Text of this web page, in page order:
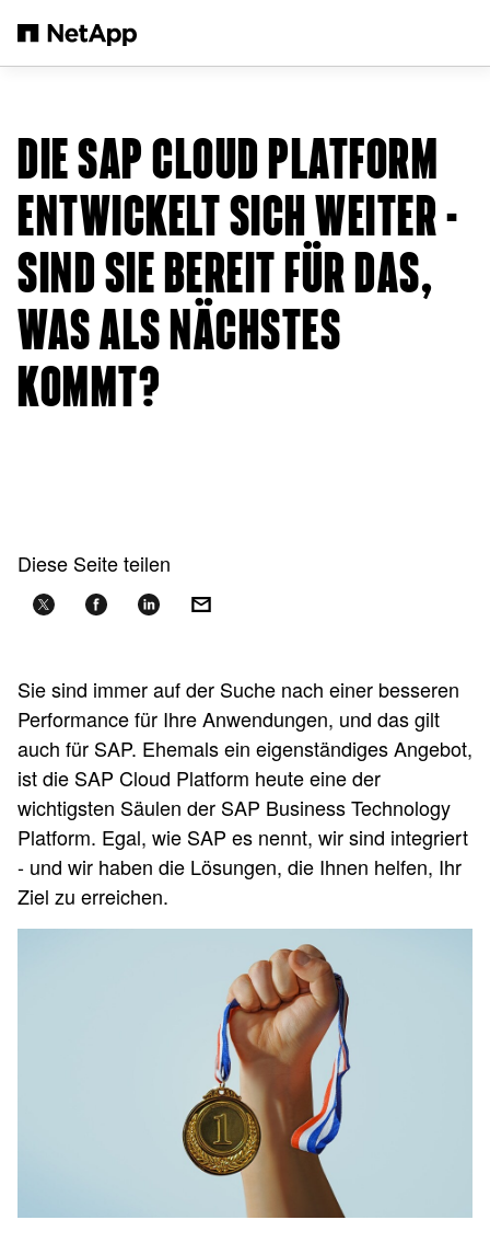
DIE SAP CLOUD PLATFORM
ENTWICKELT SICH WEITER -
SIND SIE BEREIT FÜR DAS,
WAS ALS NÄCHSTES
KOMMT?
Diese Seite teilen
Sie sind immer auf der Suche nach einer besseren
Performance für Ihre Anwendungen, und das gilt
auch für SAP. Ehemals ein eigenständiges Angebot,
ist die SAP Cloud Platform heute eine der
wichtigsten Säulen der SAP Business Technology
Platform. Egal, wie SAP es nennt, wir sind integriert
- und wir haben die Lösungen, die Ihnen helfen, Ihr
Ziel zu erreichen.